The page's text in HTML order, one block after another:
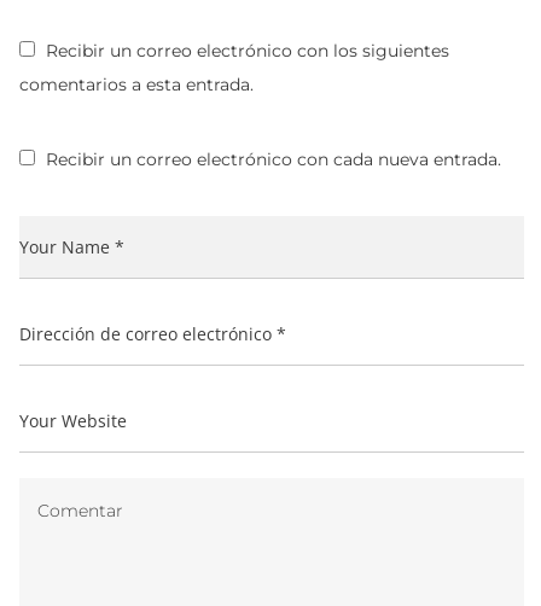
Recibir un correo electrónico con los siguientes
comentarios a esta entrada.
Recibir un correo electrónico con cada nueva entrada.